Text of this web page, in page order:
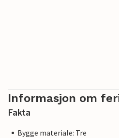
Informasjon om
Fakta
Bygge materiale: Tre